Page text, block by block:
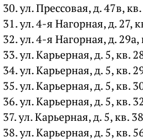
30. ул. Прессовая, д. 47в,
31. ул. 4-я Нагорная, д. 27,
32. ул. 4-я Нагорная, д.
33. ул. Карьерная, д. 5, кв.
34. ул. Карьерная, д. 5, кв.
35. ул. Карьерная, д. 5, кв.
36. ул. Карьерная, д. 5, кв.
37. ул. Карьерная, д. 5, кв.
38. ул. Карьерная, д. 5, кв.